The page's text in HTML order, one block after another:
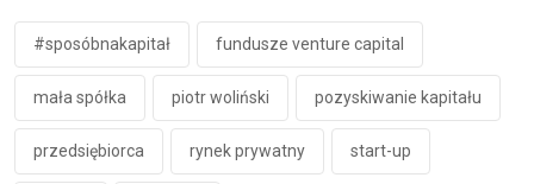
#sposóbnakapitał fundusze venture capital
mała spółka piotr woliński pozyskiwanie kapitału
przedsiębiorca rynek prywatny start-up